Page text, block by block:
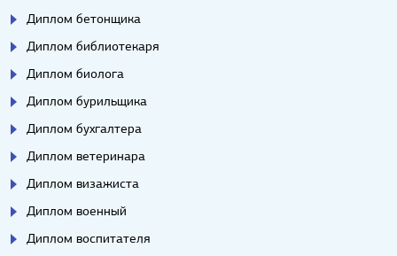
Диплом бетонщика
Диплом библиотекаря
Диплом биолога
Диплом бурильщика
Диплом бухгалтера
Диплом ветеринара
Диплом визажиста
Диплом военный
Диплом воспитателя